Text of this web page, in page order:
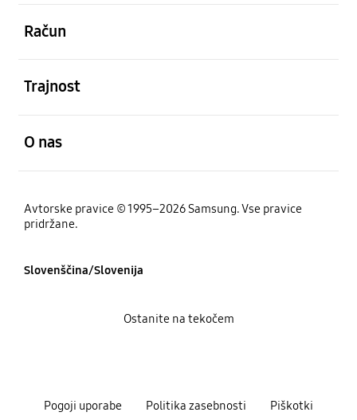
Račun
Trajnost
O nas
Avtorske pravice © 1995–2026 Samsung. Vse pravice
pridržane.
Slovenščina/Slovenija
Pogoji uporabe Politika zasebnosti Piškotki
Ostanite na tekočem